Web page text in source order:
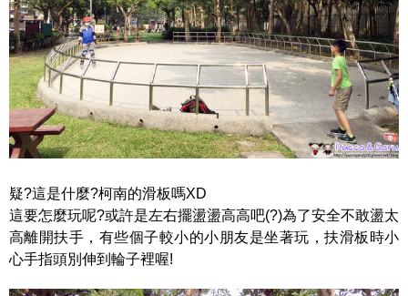
疑?這是什麼?柯南的滑板嗎XD
這要怎麼玩呢?或許是左右擺盪盪高高吧(?)為了安全不敢盪太
高離開扶手，有些個子較小的小朋友是坐著玩，扶滑板時小
心手指頭別伸到輪子裡喔!